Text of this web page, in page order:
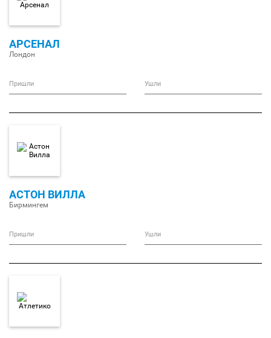
АРСЕНАЛ
Лондон
Пришли Ушли
АСТОН ВИЛЛА
Бирмингем
Пришли Ушли